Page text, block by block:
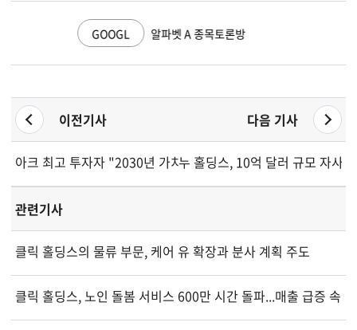
알파벳 A 종목토론방
이전기사 다음 기사
아크 최고 투자자 "2030년 가치를 지금 지불하는 것" 경고 속...
누 홀딩스, 10억 달러 규모 자사
관련기사
클릭 홀딩스의 물류 부문, 케어 유 확장과 분사 계획 주도
클릭 홀딩스, 노인 돌봄 서비스 600만 시간 돌파...매출 급증 속